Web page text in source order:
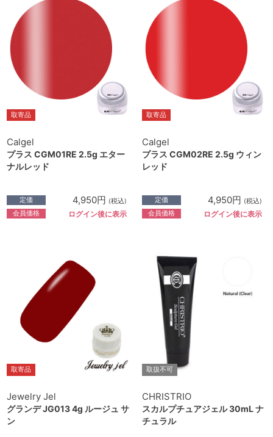
取寄品
Calgel
プラス CGM01RE 2.5g エター
ナルレッド
定価 4,950円 (税込)
会員価格 ログイン後に表示
取寄品
Calgel
プラス CGM02RE 2.5g ウィン
レッド
定価 4,950円 (税込)
会員価格 ログイン後に表示
取寄品
Jewelry Jel
グランデ JG013 4g ルージュ サ
ン
取扱不可
CHRISTRIO
スカルプチュアジェル 30mL ナ
チュラル